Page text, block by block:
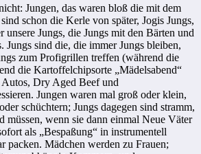
Jungen, das waren bloß die mit dem
schon die Kerle von später, Jogis Jungs,
unsere Jungs, die Jungs mit den Bärten und
Jungs sind die, die immer Jungs bleiben,
zum Profigrillen treffen (während die
die Kartoffelchipsorte „Mädelsabend“
Dry Aged Beef und
Jungen waren mal groß oder klein,
schüchtern; Jungs dagegen sind stramm,
müssen, wenn sie dann einmal Neue Väter
als „Bespaßung“ in instrumentell
packen. Mädchen werden zu Frauen;